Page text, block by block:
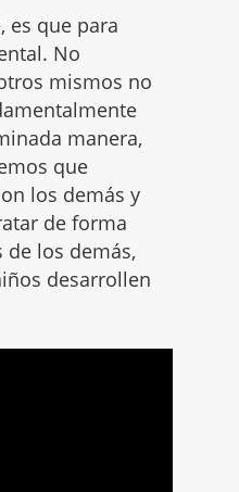
es que para
No
mismos no
manera,
que
los demás y
de forma
de los demás,
desarrollen